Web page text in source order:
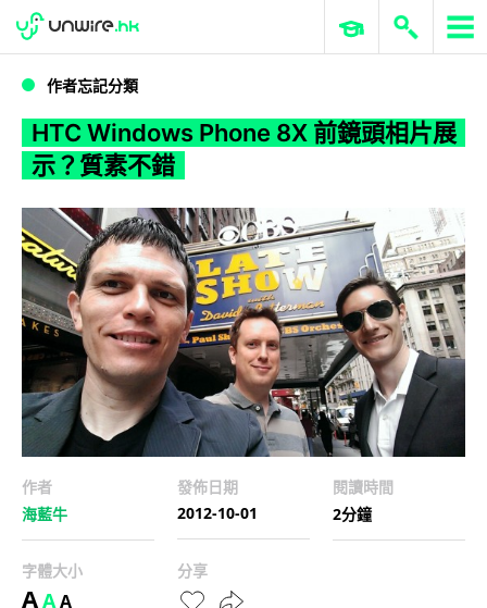
WWDC 2026 ERP 與商業 AI
作者忘記分類
HTC Windows Phone 8X 前鏡頭相片展
示？質素不錯
作者
海藍牛
發佈日期
2012-10-01
閱讀時間
2分鐘
字體大小
AAA
分享